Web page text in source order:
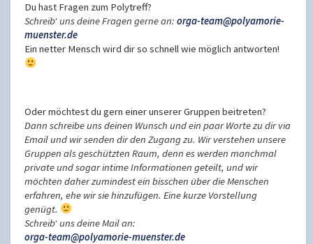
Du hast Fragen zum Polytreff?
Schreib‘ uns deine Fragen gerne an: orga-team@polyamorie-
muenster.de
Ein netter Mensch wird dir so schnell wie möglich antworten!
Oder möchtest du gern einer unserer Gruppen beitreten?
Dann schreibe uns deinen Wunsch und ein paar Worte zu dir via
Email und wir senden dir den Zugang zu. Wir verstehen unsere
Gruppen als geschützten Raum, denn es werden manchmal
private und sogar intime Informationen geteilt, und wir
möchten daher zumindest ein bisschen über die Menschen
erfahren, ehe wir sie hinzufügen. Eine kurze Vorstellung
genügt.
Schreib‘ uns deine Mail an:
orga-team@polyamorie-muenster.de